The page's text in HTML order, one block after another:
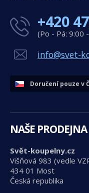
+420
(Po - Pá: 9:00
info@svet-
Doručení pouze v
NAŠE PRODEJNA
Svět-koupelny.cz
Višňová 983 (vedle
434 01 Most
Česká republika